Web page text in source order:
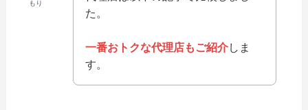
もり
た。
一番おトクな代理店もご紹介しま
す。